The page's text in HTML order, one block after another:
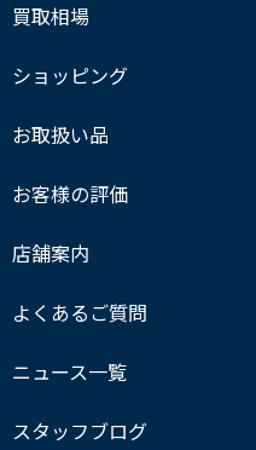
買取相場
ショッピング
お取扱い品
お客様の評価
店舗案内
よくあるご質問
ニュース一覧
スタッフブログ